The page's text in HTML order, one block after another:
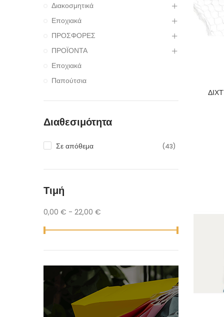
Διακοσμητικά
Εποχιακά
ΠΡΟΣΦΟΡΕΣ
ΠΡΟΪΟΝΤΑ
Εποχιακά
Παπούτσια
Διαθεσιμότητα
Σε απόθεμα (43)
Τιμή
0,00 € - 22,00 €